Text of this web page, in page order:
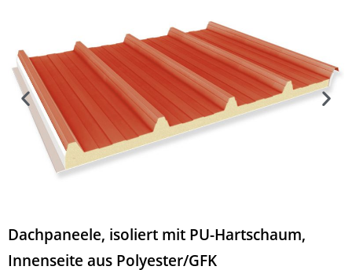
Dachpaneele, isoliert mit PU-Hartschaum,
Innenseite aus Polyester/GFK